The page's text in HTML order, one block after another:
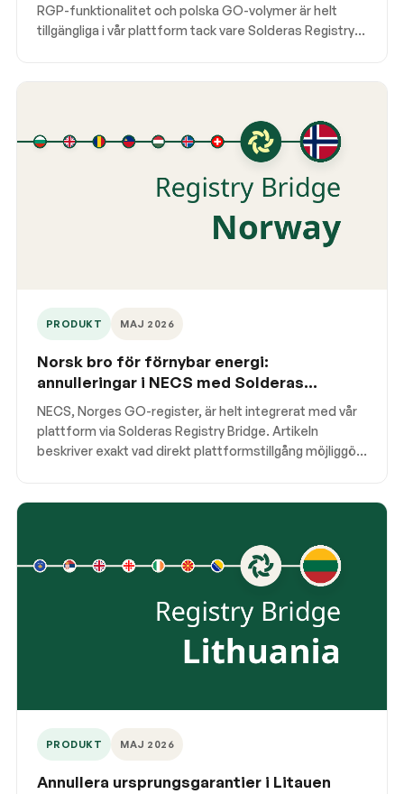
RGP-funktionalitet och polska GO-volymer är helt
tillgängliga i vår plattform tack vare Solderas Registry
PRODUKT MAJ 2026
Norsk bro för förnybar energi:
annulleringar i NECS med Solderas
Registry Bridge
NECS, Norges GO-register, är helt integrerat med vår
plattform via Solderas Registry Bridge. Artikeln
beskriver exakt vad direkt plattformstillgång möjliggör
PRODUKT MAJ 2026
Annullera ursprungsgarantier i Litauen